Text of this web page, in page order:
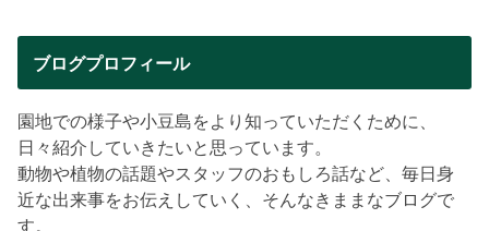
ブログプロフィール
園地での様子や小豆島をより知っていただくために、
日々紹介していきたいと思っています。
動物や植物の話題やスタッフのおもしろ話など、毎日身
近な出来事をお伝えしていく、そんなきままなブログで
す。